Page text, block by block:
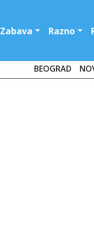
Zabava Razno
BEOGRAD